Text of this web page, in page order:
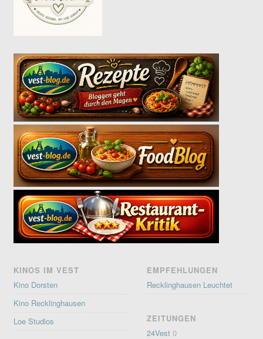
KINOS IM VEST
Kino Dorsten
Kino Recklinghausen
Loe Studios
EMPFEHLUNGEN
Recklinghausen Leuchtet
ZEITUNGEN
24Vest 0